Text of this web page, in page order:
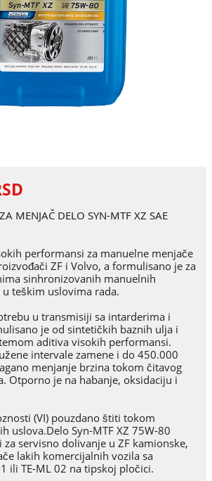
MENJAČ DELO SYN-MTF XZ SAE
performansi za manuelne menjače
ZF i Volvo, a formulisano je za
sinhronizovanih manuelnih
teškim uslovima rada.
u transmisiji sa intarderima i
je od sintetičkih baznih ulja i
aditiva visokih performansi.
intervale zamene i do 450.000
menjanje brzina tokom čitavog
Otporno je na habanje, oksidaciju i
(VI) pouzdano štiti tokom
uslova.Delo Syn-MTF XZ 75W-80
za servisno dolivanje u ZF kamionske,
lakih komercijalnih vozila sa
ili TE-ML 02 na tipskoj pločici.